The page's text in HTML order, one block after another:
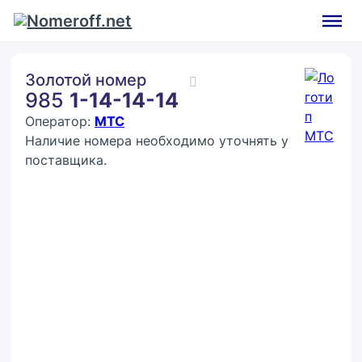
Золотой номер
985 1-14-14-14
Оператор: МТС
Наличие номера необходимо уточнять у
поставщика.